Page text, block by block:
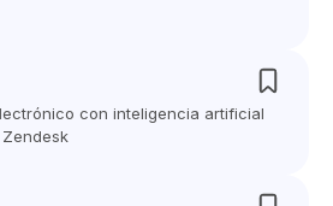
con inteligencia artificial